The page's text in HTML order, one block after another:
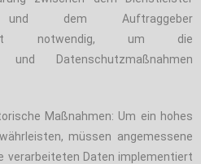
und dem Auftraggeber
ist notwendig, um die
und Datenschutzmaßnahmen
Maßnahmen: Um ein hohes
müssen angemessene
verarbeiteten Daten implementiert